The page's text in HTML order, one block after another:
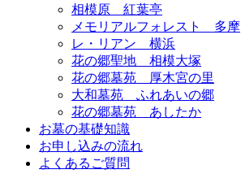
相模原 紅葉亭
メモリアルフォレスト 多摩
レ・リアン 横浜
花の郷聖地 相模大塚
花の郷墓苑 厚木宮の里
大和墓苑 ふれあいの郷
花の郷墓苑 あしたか
お墓の基礎知識
お申し込みの流れ
よくあるご質問